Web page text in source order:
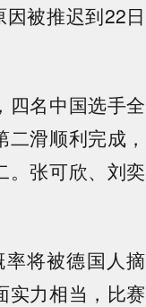
被推迟到22日
名中国选手全
滑顺利完成，
。张可欣、刘奕
将被德国人摘
实力相当，比赛